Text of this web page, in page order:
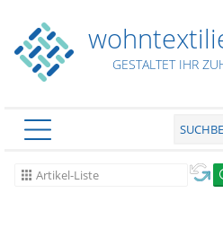
PRODUKTE
GESTALTET IHR
Artikel-Liste